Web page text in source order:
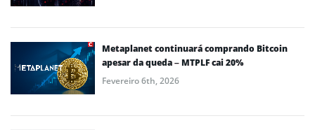
Metaplanet continuará comprando Bitcoin
apesar da queda – MTPLF cai 20%
Fevereiro 6th, 2026